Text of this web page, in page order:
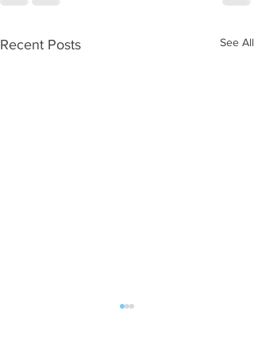
Recent Posts See All